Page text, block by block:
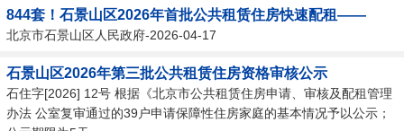
844套！石景山区2026年首批公共租赁住房快速配租——
北京市石景山区人民政府-2026-04-17
石景山区2026年第三批公共租赁住房资格审核公示
石住字[2026] 12号 根据《北京市公共租赁住房申请、审核及配租管理
办法 公室复审通过的39户申请保障性住房家庭的基本情况予以公示；